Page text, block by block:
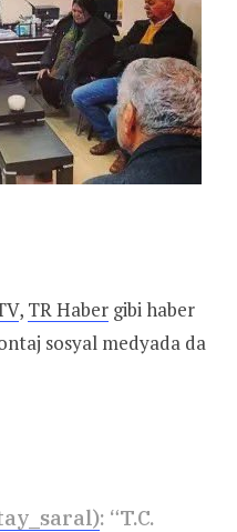
, TR Haber gibi haber
sosyal medyada da
: “T.C.